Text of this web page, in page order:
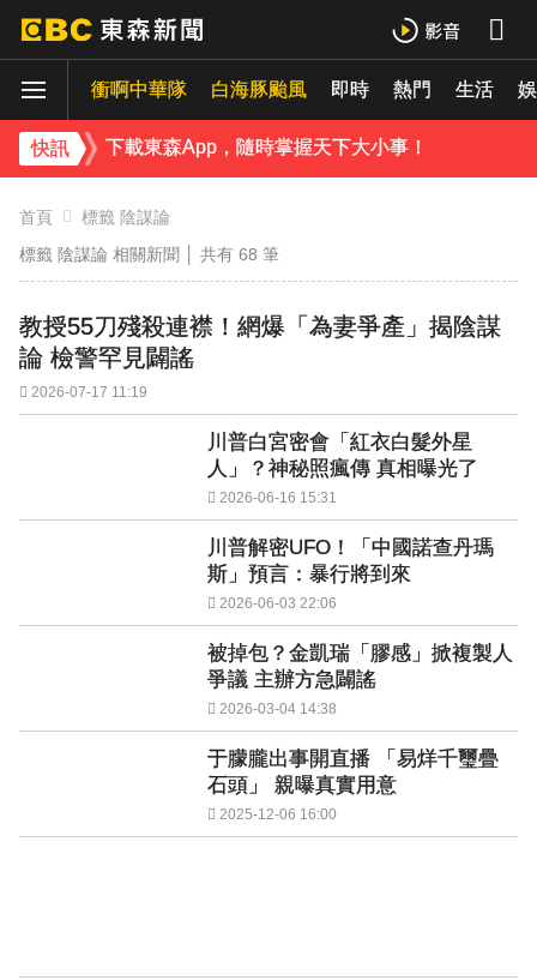
衝啊中華隊 白海豚颱風 即時 熱門 生活
快訊
下載東森App，隨時掌握天下大小事！
《理財達人秀》X 安聯投信免費講座報名中！搶先卡位 2027
下載東森App，隨時掌握天下大小事！
首頁
標籤 陰謀論
標籤 陰謀論 相關新聞 │ 共有 68 筆
教授55刀殘殺連襟！網爆「為妻爭產」揭陰謀
論 檢警罕見闢謠
2026-07-17 11:19
川普白宮密會「紅衣白髮外星
人」？神秘照瘋傳 真相曝光了
2026-06-16 15:31
川普解密UFO！「中國諾查丹瑪
斯」預言：暴行將到來
2026-06-03 22:06
被掉包？金凱瑞「膠感」掀複製人
爭議 主辦方急闢謠
2026-03-04 14:38
于朦朧出事開直播 「易烊千璽疊
石頭」 親曝真實用意
2025-12-06 16:00